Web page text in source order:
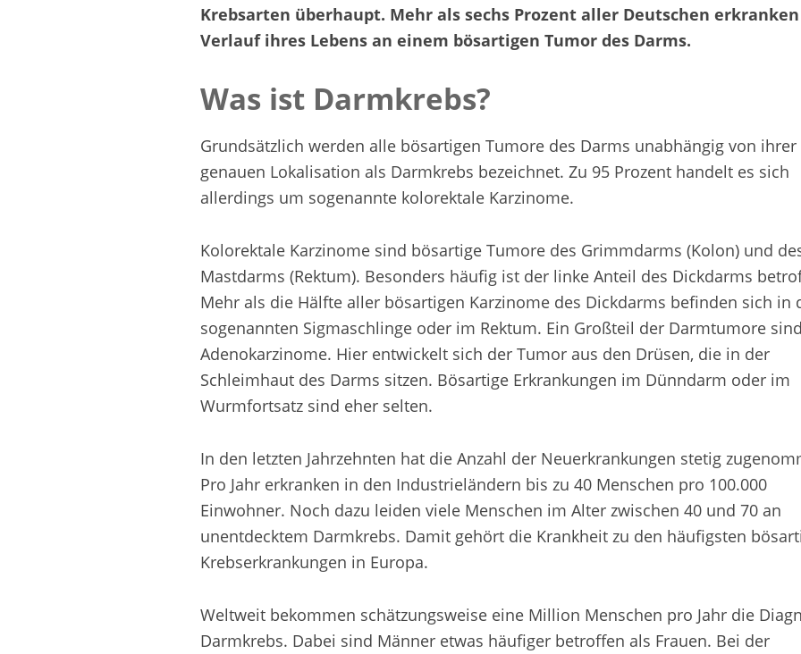
Krebsarten überhaupt. Mehr als sechs Prozent aller Deutschen
Verlauf ihres Lebens an einem bösartigen Tumor des Darms.
Was ist Darmkrebs?
Grundsätzlich werden alle bösartigen Tumore des Darms unabhängig von ihrer
genauen Lokalisation als Darmkrebs bezeichnet. Zu 95 Prozent handelt es sich
allerdings um sogenannte kolorektale Karzinome.
Kolorektale Karzinome sind bösartige Tumore des Grimmdarms (Kolon) und
Mastdarms (Rektum). Besonders häufig ist der linke Anteil des Dickdarms
Mehr als die Hälfte aller bösartigen Karzinome des Dickdarms befinden sich in
sogenannten Sigmaschlinge oder im Rektum. Ein Großteil der Darmtumore sind
Adenokarzinome. Hier entwickelt sich der Tumor aus den Drüsen, die in der
Schleimhaut des Darms sitzen. Bösartige Erkrankungen im Dünndarm oder im
Wurmfortsatz sind eher selten.
In den letzten Jahrzehnten hat die Anzahl der Neuerkrankungen stetig
Pro Jahr erkranken in den Industrieländern bis zu 40 Menschen pro 100.000
Einwohner. Noch dazu leiden viele Menschen im Alter zwischen 40 und 70 an
unentdecktem Darmkrebs. Damit gehört die Krankheit zu den häufigsten
Krebserkrankungen in Europa.
Weltweit bekommen schätzungsweise eine Million Menschen pro Jahr die
Darmkrebs. Dabei sind Männer etwas häufiger betroffen als Frauen. Bei der